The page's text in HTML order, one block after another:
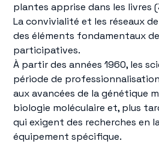
plantes apprise dans les livres
La convivialité et les réseaux
des éléments fondamentaux
participatives.
À partir des années 1960, les
période de
aux avancées de la génétique
biologie moléculaire et, plus
qui exigent des recherches en
équipement spécifique.